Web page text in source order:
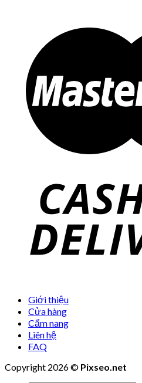
Giới thiệu
Cửa hàng
Cẩm nang
Liên hệ
FAQ
Copyright 2026 © Pixseo.net